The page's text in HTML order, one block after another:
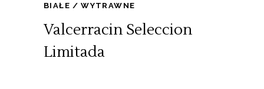
BIAŁE WYTRAWNE
Valcerracin Seleccion
Limitada